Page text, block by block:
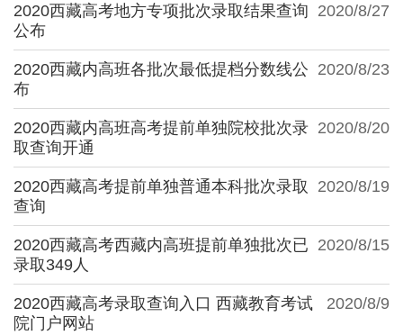
2020/8/27
2020西藏高考地方专项批次录取结果查询
公布
2020/8/23
2020西藏内高班各批次最低提档分数线公
布
2020/8/20
2020西藏内高班高考提前单独院校批次录
取查询开通
2020/8/19
2020西藏高考提前单独普通本科批次录取
查询
2020/8/15
2020西藏高考西藏内高班提前单独批次已
录取349人
2020/8/9
2020西藏高考录取查询入口 西藏教育考试
院门户网站